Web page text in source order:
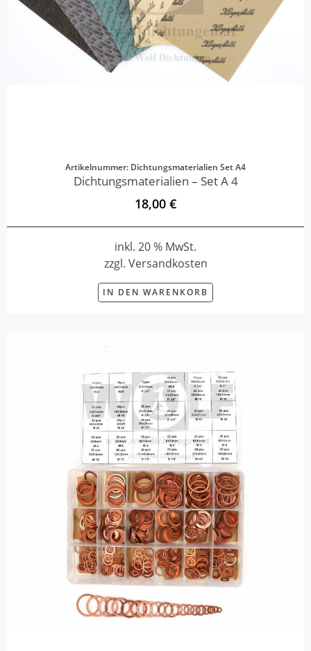
Artikelnummer: Dichtungsmaterialien Set A4
Dichtungsmaterialien – Set A 4
18,00 €
inkl. 20 % MwSt.
zzgl. Versandkosten
IN DEN WARENKORB